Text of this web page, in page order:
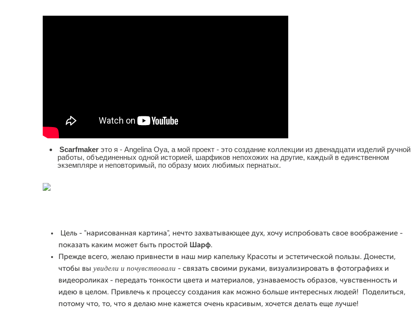
Scarfmaker это я - Angelina Oya, а мой проект - это создание коллекции из двенадцати изделий ручной
работы, объединенных одной историей, шарфиков непохожих на другие, каждый в единственном
экземпляре и неповторимый, по образу моих любимых пернатых.
Цель - "нарисованная картина", нечто захватывающее дух, хочу испробовать свое воображение -
показать каким может быть простой Шарф.
Прежде всего, желаю привнести в наш мир капельку Красоты и эстетической пользы. Донести,
чтобы вы увидели и почувствовали - связать своими руками, визуализировать в фотографиях и
видеороликах - передать тонкости цвета и материалов, узнаваемость образов, чувственность и
идею в целом. Привлечь к процессу создания как можно больше интересных людей! Поделиться,
потому что, то, что я делаю мне кажется очень красивым, хочется делать еще лучше!